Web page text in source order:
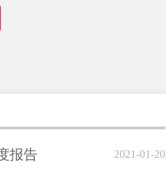
报告 2021-01-20